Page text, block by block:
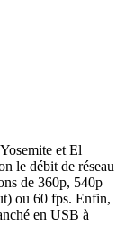
et El
le débit de réseau
de 360p, 540p
ou 60 fps. Enfin,
en USB à